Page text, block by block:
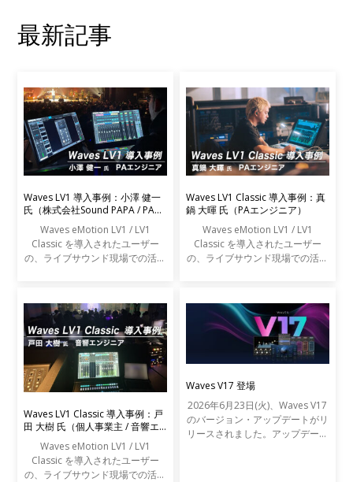
最新記事
Waves LV1 導入事例：小澤 健一
氏（株式会社Sound PAPA / PAエ
Waves eMotion LV1 / LV1
Classic を導入されたユーザー
の、ライブサウンド現場での活用
Waves LV1 Classic 導入事例：真
鍋 大暉 氏（PAエンジニア）
Waves eMotion LV1 / LV1
Classic を導入されたユーザー
の、ライブサウンド現場での活用
Waves LV1 Classic 導入事例：戸
田 大樹 氏（個人事業主 / 音響エ
Waves eMotion LV1 / LV1
Classic を導入されたユーザー
の、ライブサウンド現場での活用
Waves V17 登場
2026年6月23日(火)、Waves V17
のバージョン・アップデートがリ
リースされました。アップデート